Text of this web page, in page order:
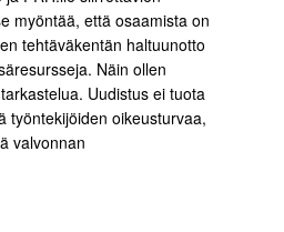
myöntää, että osaamista on
tehtäväkentän haltuunotto
Näin ollen
Uudistus ei tuota
työntekijöiden oikeusturvaa,
valvonnan